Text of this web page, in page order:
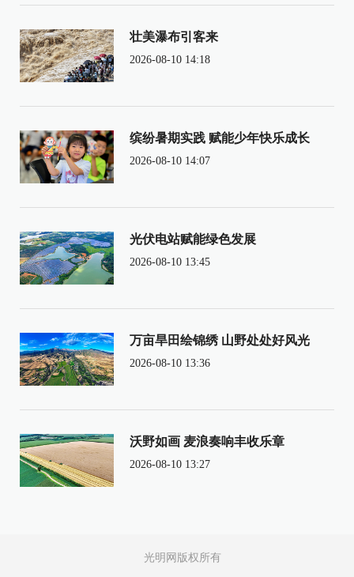
壮美瀑布引客来
2026-08-10 14:18
缤纷暑期实践 赋能少年快乐成长
2026-08-10 14:07
光伏电站赋能绿色发展
2026-08-10 13:45
万亩旱田绘锦绣 山野处处好风光
2026-08-10 13:36
沃野如画 麦浪奏响丰收乐章
2026-08-10 13:27
光明网版权所有